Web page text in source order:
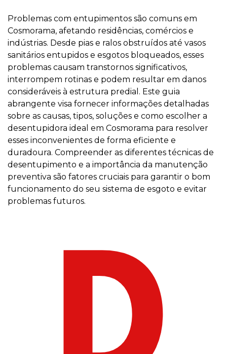
Problemas com entupimentos são comuns em
Cosmorama, afetando residências, comércios e
indústrias. Desde pias e ralos obstruídos até vasos
sanitários entupidos e esgotos bloqueados, esses
problemas causam transtornos significativos,
interrompem rotinas e podem resultar em danos
consideráveis à estrutura predial. Este guia
abrangente visa fornecer informações detalhadas
sobre as causas, tipos, soluções e como escolher a
desentupidora ideal em Cosmorama para resolver
esses inconvenientes de forma eficiente e
duradoura. Compreender as diferentes técnicas de
desentupimento e a importância da manutenção
preventiva são fatores cruciais para garantir o bom
funcionamento do seu sistema de esgoto e evitar
problemas futuros.